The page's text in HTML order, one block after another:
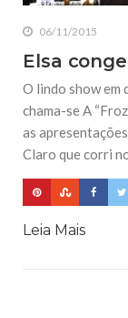
06/11/2015
Elsa
O lindo show em
chama-se A
as
Claro que corri
Leia Mais